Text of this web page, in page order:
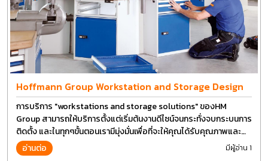
Hoffmann Group Workstation and Storage Design
การบริการ "workstations and storage solutions" ของHM
Group สามารถให้บริการตั้งแต่เริ่มต้นงานดีไซน์จนกระทั่งจบกระบนการ
ติดตั้ง และในทุกๆขั้นตอนเรามีมุ่งมั่นเพื่อที่จะให้คุณได้รับคุณภาพและ
การที่งานที่ดีที่สุด บนต้นทุนที่ดีที่สุดเช่นกัน
อ่านต่อ มีผู้อ่าน 1